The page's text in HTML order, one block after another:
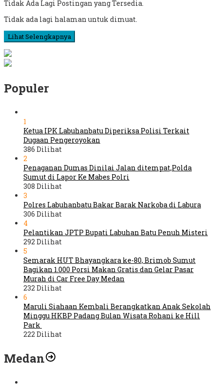
Tidak Ada Lagi Postingan yang Tersedia.
Tidak ada lagi halaman untuk dimuat.
Lihat Selengkapnya
Populer
1
Ketua IPK Labuhanbatu Diperiksa Polisi Terkait
Dugaan Pengeroyokan
386 Dilihat
2
Penaganan Dumas Dinilai Jalan ditempat,Polda
Sumut di Lapor Ke Mabes Polri
308 Dilihat
3
Polres Labuhanbatu Bakar Barak Narkoba di Labura
306 Dilihat
4
Pelantikan JPTP Bupati Labuhan Batu Penuh Misteri
292 Dilihat
5
Semarak HUT Bhayangkara ke-80, Brimob Sumut
Bagikan 1.000 Porsi Makan Gratis dan Gelar Pasar
Murah di Car Free Day Medan
232 Dilihat
6
Maruli Siahaan Kembali Berangkatkan Anak Sekolah
Minggu HKBP Padang Bulan Wisata Rohani ke Hill
Park
222 Dilihat
Medan